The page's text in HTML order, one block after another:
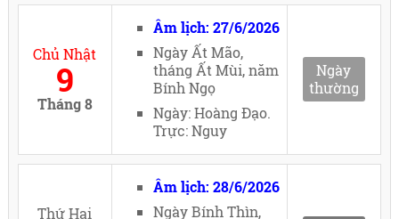
Chủ Nhật
9
Tháng 8
Âm lịch: 27/6/2026
Ngày Ất Mão,
tháng Ất Mùi, năm
Bính Ngọ
Ngày: Hoàng Đạo.
Trực: Nguy
Ngày
thường
Thứ Hai
Âm lịch: 28/6/2026
Ngày Bính Thìn,